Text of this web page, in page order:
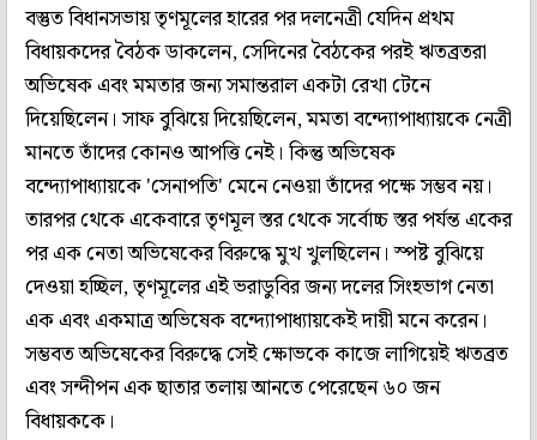
বস্তুত বিধানসভায় তৃণমূলের হারের পর দলনেত্রী যেদিন প্রথম
বিধায়কদের বৈঠক ডাকলেন, সেদিনের বৈঠকের পরই ঋতব্রতরা
অভিষেক এবং মমতার জন্য সমান্তরাল একটা রেখা টেনে
দিয়েছিলেন। সাফ বুঝিয়ে দিয়েছিলেন, মমতা বন্দ্যোপাধ্যায়কে নেত্রী
মানতে তাঁদের কোনও আপত্তি নেই। কিন্তু অভিষেক
বন্দ্যোপাধ্যায়কে 'সেনাপতি' মেনে নেওয়া তাঁদের পক্ষে সম্ভব নয়।
তারপর থেকে একেবারে তৃণমূল স্তর থেকে সর্বোচ্চ স্তর পর্যন্ত একের
পর এক নেতা অভিষেকের বিরুদ্ধে মুখ খুলছিলেন। স্পষ্ট বুঝিয়ে
দেওয়া হচ্ছিল, তৃণমূলের এই ভরাডুবির জন্য দলের সিংহভাগ নেতা
এক এবং একমাত্র অভিষেক বন্দ্যোপাধ্যায়কেই দায়ী মনে করেন।
সম্ভবত অভিষেকের বিরুদ্ধে সেই ক্ষোভকে কাজে লাগিয়েই ঋতব্রত
এবং সন্দীপন এক ছাতার তলায় আনতে পেরেছেন ৬০ জন
বিধায়ককে।